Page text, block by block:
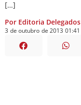
[…]
Por Editoria Delegados
3 de outubro de 2013 01:41